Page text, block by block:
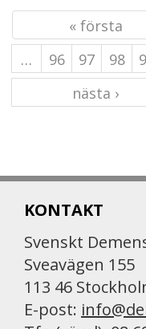
« första
…
96 97 98
nästa ›
KONTAKT
Svenskt
Sveavägen 155
113 46
E-post: